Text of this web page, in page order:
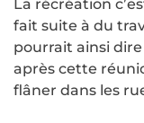
La récréation
fait suite à du
pourrait ainsi
après cette
flâner dans les